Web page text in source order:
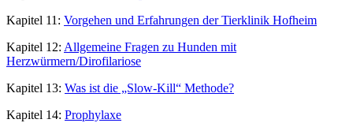
Kapitel 11: Vorgehen und Erfahrungen der Tierklinik Hofheim
Kapitel 12: Allgemeine Fragen zu Hunden mit
Herzwürmern/Dirofilariose
Kapitel 13: Was ist die „Slow-Kill“ Methode?
Kapitel 14: Prophylaxe